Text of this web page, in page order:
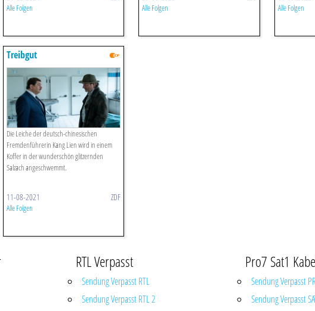
Alle Folgen Alle Folgen Alle Folgen
Treibgut
Die Leiche der deutsch-chinesischen
Fremdenführerin Kang Lien wird in einem
Koffer in der wunderschön glitzernden
Salzach angeschwemmt.
11-08-2021 ZDF
Alle Folgen
RTL Verpasst
Sendung Verpasst RTL
Sendung Verpasst RTL 2
Pro7 Sat1
Sendung Verpasst
Sendung Verpasst